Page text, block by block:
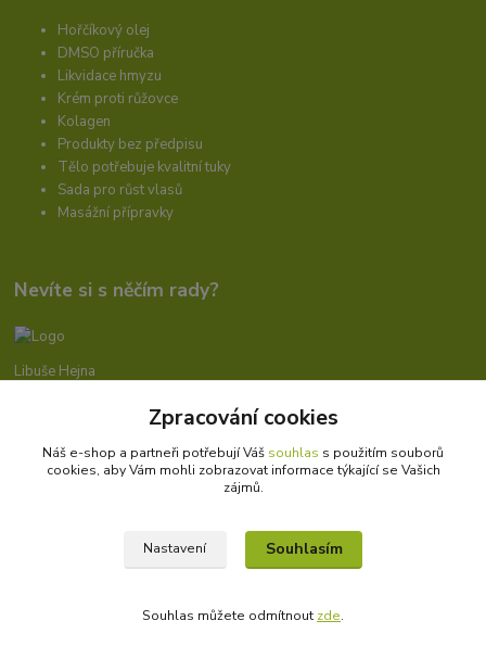
Hořčíkový olej
DMSO příručka
Likvidace hmyzu
Krém proti růžovce
Kolagen
Produkty bez předpisu
Tělo potřebuje kvalitní tuky
Sada pro růst vlasů
Masážní přípravky
Nevíte si s něčím rady?
Libuše Hejna
info@bioprotebe.cz
Přírodní certifikované produkty Webdesign
Zpracování cookies
Náš e-shop a partneři potřebují Váš souhlas s použitím souborů
cookies, aby Vám mohli zobrazovat informace týkající se Vašich
zájmů.
Nastavení Souhlasím
Souhlas můžete odmítnout zde.